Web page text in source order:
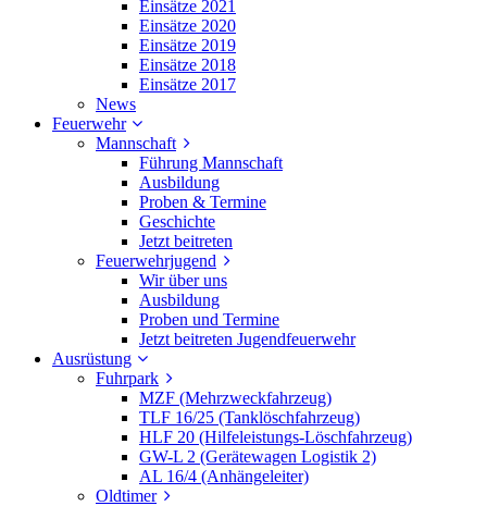
Einsätze 2021
Einsätze 2020
Einsätze 2019
Einsätze 2018
Einsätze 2017
News
Feuerwehr
Mannschaft
Führung Mannschaft
Ausbildung
Proben & Termine
Geschichte
Jetzt beitreten
Feuerwehrjugend
Wir über uns
Ausbildung
Proben und Termine
Jetzt beitreten Jugendfeuerwehr
Ausrüstung
Fuhrpark
MZF (Mehrzweckfahrzeug)
TLF 16/25 (Tanklöschfahrzeug)
HLF 20 (Hilfeleistungs-Löschfahrzeug)
GW-L 2 (Gerätewagen Logistik 2)
AL 16/4 (Anhängeleiter)
Oldtimer